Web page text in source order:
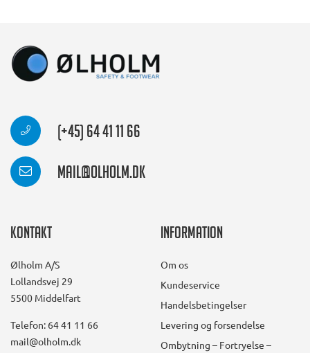
(+45) 64 41 11 66
mail@olholm.dk
Kontakt
Ølholm A/S
Lollandsvej 29
5500 Middelfart
Telefon: 64 41 11 66
mail@olholm.dk
Information
Om os
Kundeservice
Handelsbetingelser
Levering og forsendelse
Ombytning – Fortryelse –